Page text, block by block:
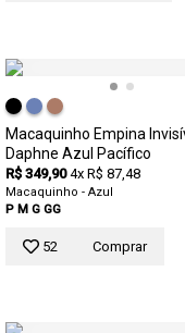
Macaquinho Empina
Daphne Azul Pacífico
R$ 349,90 4x R$ 87,48
Macaquinho - Azul
P M G GG
52 Comprar